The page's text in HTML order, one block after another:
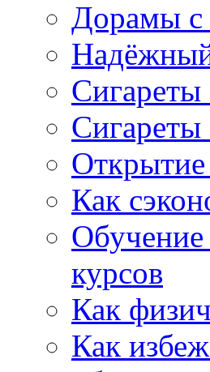
Дорамы с
Открытие
Как
курсов
Как
Как